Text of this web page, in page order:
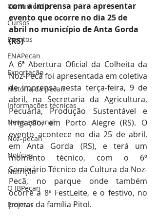
Comunicados
Cursos
Eventos
ENAPecan
Exportação
História da pecan
Informações técnicas
News semanal
Noz-pecan
Notícias
Nutrição
O IBPecan
Projetos
com a imprensa para apresentar
evento que ocorre no dia 25 de
abril no município de Anta Gorda
(RS)
A 6ª Abertura Oficial da Colheita da
Noz-Pecã foi apresentada em coletiva
de imprensa nesta terça-feira, 9 de
abril, na Secretaria da Agricultura,
Pecuária, Produção Sustentável e
Irrigação, em Porto Alegre (RS). O
evento acontece no dia 25 de abril,
em Anta Gorda (RS), e terá um
momento técnico, com o 6º
Seminário Técnico da Cultura da Noz-
Pecã, no parque onde também
ocorre a 8ª FestLeite, e o festivo, no
pomar da família Pitol.